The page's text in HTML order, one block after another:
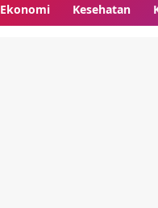
Ekonomi Kesehatan